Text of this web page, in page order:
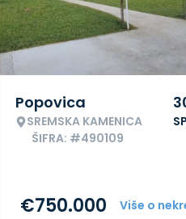
Popovica
SREMSKA KAMENICA
ŠIFRA: #490109
Više o
€750.000